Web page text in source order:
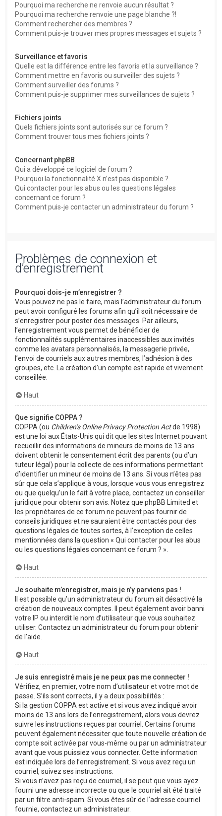
Pourquoi ma recherche ne renvoie aucun résultat ?
Pourquoi ma recherche renvoie une page blanche ?!
Comment rechercher des membres ?
Comment puis-je trouver mes propres messages et sujets ?
Surveillance et favoris
Quelle est la différence entre les favoris et la surveillance ?
Comment mettre en favoris ou surveiller des sujets ?
Comment surveiller des forums ?
Comment puis-je supprimer mes surveillances de sujets ?
Fichiers joints
Quels fichiers joints sont autorisés sur ce forum ?
Comment trouver tous mes fichiers joints ?
Concernant phpBB
Qui a développé ce logiciel de forum ?
Pourquoi la fonctionnalité X n’est pas disponible ?
Qui contacter pour les abus ou les questions légales
concernant ce forum ?
Comment puis-je contacter un administrateur du forum ?
Problèmes de connexion et
d’enregistrement
Pourquoi dois-je m’enregistrer ?
Vous pouvez ne pas le faire, mais l’administrateur du forum
peut avoir configuré les forums afin qu’il soit nécessaire de
s’enregistrer pour poster des messages. Par ailleurs,
l’enregistrement vous permet de bénéficier de
fonctionnalités supplémentaires inaccessibles aux invités
comme les avatars personnalisés, la messagerie privée,
l’envoi de courriels aux autres membres, l’adhésion à des
groupes, etc. La création d’un compte est rapide et vivement
conseillée.
Haut
Que signifie COPPA ?
COPPA (ou Children’s Online Privacy Protection Actde 1998)
est une loi aux États-Unis qui dit que les sites Internet pouvant
recueillir des informations de mineurs de moins de 13 ans
doivent obtenir le consentement écrit des parents (ou d’un
tuteur légal) pour la collecte de ces informations permettant
d’identifier un mineur de moins de 13 ans. Si vous n’êtes pas
sûr que cela s’applique à vous, lorsque vous vous enregistrez
ou que quelqu’un le fait à votre place, contactez un conseiller
juridique pour obtenir son avis. Notez que phpBB Limited et
les propriétaires de ce forum ne peuvent pas fournir de
conseils juridiques et ne sauraient être contactés pour des
questions légales de toutes sortes, à l’exception de celles
mentionnées dans la question « Qui contacter pour les abus
ou les questions légales concernant ce forum ? ».
Haut
Je souhaite m’enregistrer, mais je n’y parviens pas !
Il est possible qu’un administrateur du forum ait désactivé la
création de nouveaux comptes. Il peut également avoir banni
votre IP ou interdit le nom d’utilisateur que vous souhaitez
utiliser. Contactez un administrateur du forum pour obtenir
de l’aide.
Haut
Je suis enregistré mais je ne peux pas me connecter !
Vérifiez, en premier, votre nom d’utilisateur et votre mot de
passe. S’ils sont corrects, il y a deux possibilités :
Si la gestion COPPA est active et si vous avez indiqué avoir
moins de 13 ans lors de l’enregistrement, alors vous devrez
suivre les instructions reçues par courriel. Certains forums
peuvent également nécessiter que toute nouvelle création de
compte soit activée par vous-même ou par un administrateur
avant que vous puissiez vous connecter. Cette information
est indiquée lors de l’enregistrement. Si vous avez reçu un
courriel, suivez ses instructions.
Si vous n’avez pas reçu de courriel, il se peut que vous ayez
fourni une adresse incorrecte ou que le courriel ait été traité
par un filtre anti-spam. Si vous êtes sûr de l’adresse courriel
fournie, contactez un administrateur.